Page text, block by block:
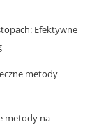
Efektywne
metody
metody na